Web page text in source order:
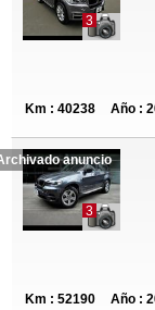
3
Km : 40238
Año :
anuncio
3
Km : 52190
Año :